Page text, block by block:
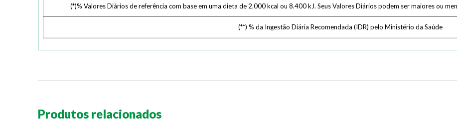
(*)% Valores Diários de referência com base em uma dieta de 2.000 kcal ou 8.400 kJ. Seus Valores Diários podem ser maiores ou
(**) % da Ingestão Diária Recomendada (IDR) pelo Ministério da Saúde
Produtos relacionados